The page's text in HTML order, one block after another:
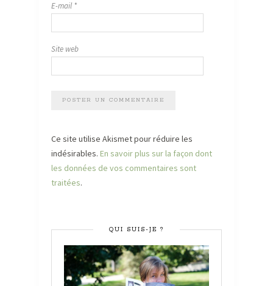
E-mail *
Site web
Ce site utilise Akismet pour réduire les
indésirables. En savoir plus sur la façon dont
les données de vos commentaires sont
traitées.
QUI SUIS-JE ?